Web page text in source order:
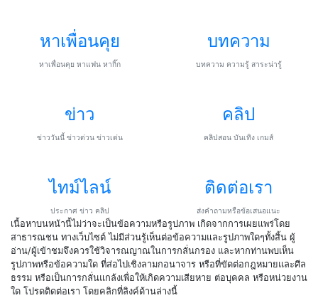
หาเพื่อนคุย
หาเพื่อนคุย หาแฟน หากิ๊ก
บทความ
บทความ ความรู้ สาระน่ารู้
ข่าว
ข่าววันนี้ ข่าวด่วน ข่าวเด่น
คลิป
คลิปสอน บันเทิง เกมส์
ไทม์ไลน์
ประกาศ ข่าว คลิป
ติดต่อเรา
ส่งคำถามหรือข้อเสนอแนะ
เนื้อหาบนหน้านี้ไม่ว่าจะเป็นข้อความหรือรูปภาพ เกิดจากการเผยแพร่โดย
สาธารณชน ทางเว็บไซต์ ไม่มีส่วนรู้เห็นต่อข้อความและรูปภาพใดๆทั้งสิ้น ผู้
อ่าน/ผู้เข้าชมจึงควรใช้วิจารณญาณในการกลั่นกรอง และหากท่านพบเห็น
รูปภาพหรือข้อความใด ที่ส่อไปเชิงลามกอนาจาร หรือที่ขัดต่อกฎหมายและศีล
ธรรม หรือเป็นการกลั่นแกล้งเพื่อให้เกิดความเสียหาย ต่อบุคคล หรือหน่วยงาน
ใด โปรดติดต่อเรา โดยคลิกที่ลิงค์ด้านล่างนี้